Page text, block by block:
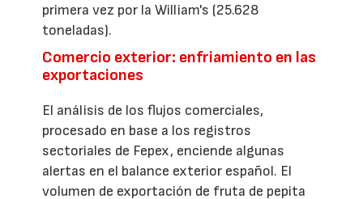
primera vez por la William's (25.628
toneladas).
Comercio exterior: enfriamiento en las
exportaciones
El análisis de los flujos comerciales,
procesado en base a los registros
sectoriales de Fepex, enciende algunas
alertas en el balance exterior español. El
volumen de exportación de fruta de pepita